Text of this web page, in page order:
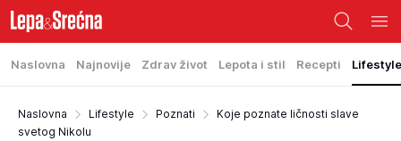
Naslovna Najnovije Zdrav život Lepota i stil Recepti Lifestyle
Naslovna Lifestyle Poznati
Koje poznate ličnosti slave
svetog Nikolu